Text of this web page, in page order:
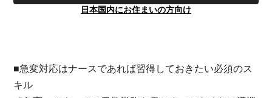
日本国内にお住まいの方向け
■急変対応はナースであれば習得しておきたい必須のス
キル